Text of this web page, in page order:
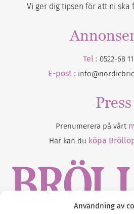
Användning av
Vi ger dig tipsen för att ni
Tel : 0522-68
E-post :
Press
Prenumerera på vårt
Här kan du köpa